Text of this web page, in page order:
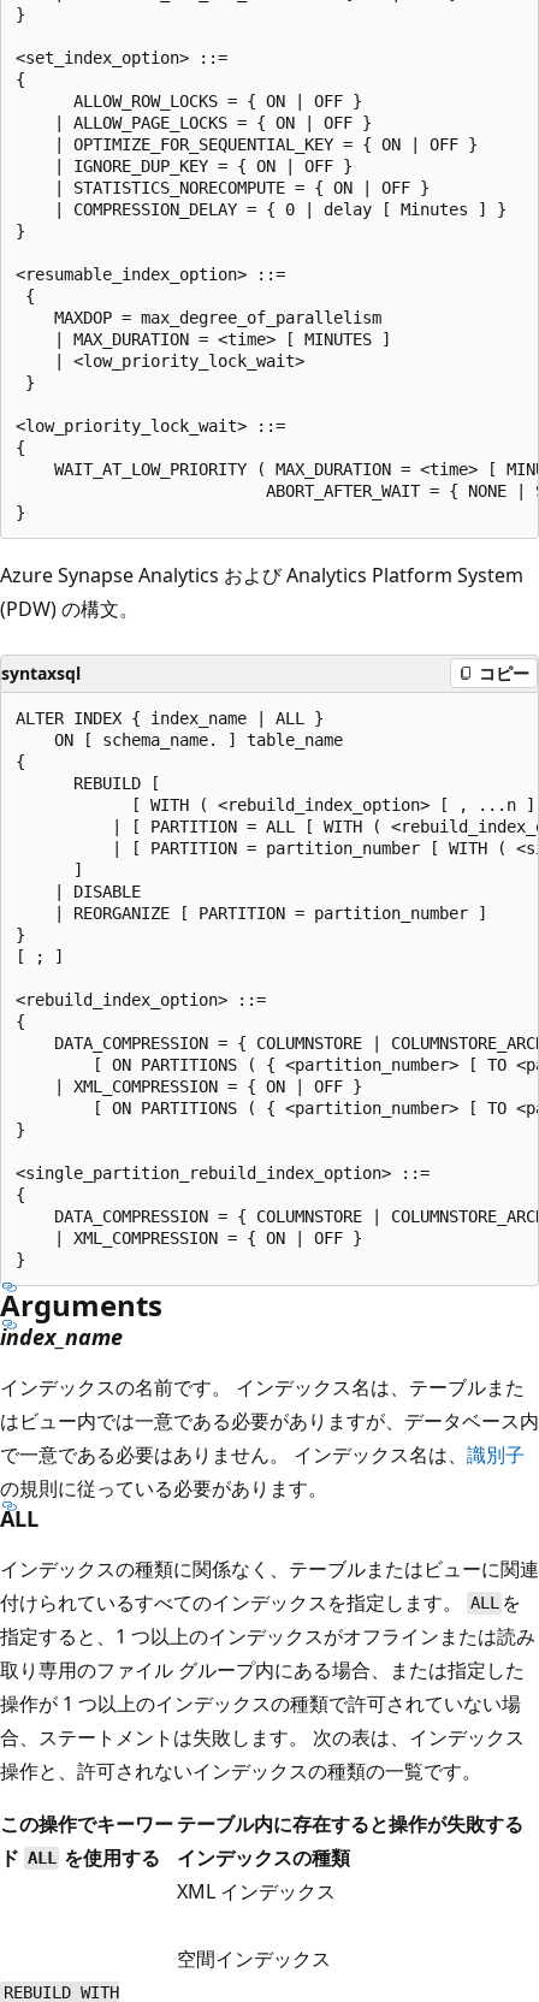
}
<set_index_option> ::=
{
      ALLOW_ROW_LOCKS = { ON | OFF }
    | ALLOW_PAGE_LOCKS = { ON | OFF }
    | OPTIMIZE_FOR_SEQUENTIAL_KEY = { ON | OFF }
    | IGNORE_DUP_KEY = { ON | OFF }
    | STATISTICS_NORECOMPUTE = { ON | OFF }
    | COMPRESSION_DELAY = { 0 | delay [ Minutes ] }
}
<resumable_index_option> ::=
{
    MAXDOP = max_degree_of_parallelism
    | MAX_DURATION = <time> [ MINUTES ]
    | <low_priority_lock_wait>
}
<low_priority_lock_wait> ::=
{
WAIT_AT_LOW_PRIORITY ( MAX_DURATION = <time> [
ABORT_AFTER_WAIT = { NONE |
Azure Synapse Analytics および Analytics Platform System
(PDW) の構文。
syntaxsql コピー
ALTER INDEX { index_name | ALL }
    ON [ schema_name. ] table_name
{
      REBUILD [
[ WITH ( <rebuild_index_option> [ , ...n ]
| [ PARTITION = ALL [ WITH (
| [ PARTITION = partition_number [ WITH (
      ]
    | DISABLE
    | REORGANIZE [ PARTITION = partition_number ]
}
[ ; ]
<rebuild_index_option> ::=
{
DATA_COMPRESSION = { COLUMNSTORE |
[ ON PARTITIONS ( { <partition_number> [ TO
    | XML_COMPRESSION = { ON | OFF }
[ ON PARTITIONS ( { <partition_number> [ TO
}
<single_partition_rebuild_index_option> ::=
{
DATA_COMPRESSION = { COLUMNSTORE |
    | XML_COMPRESSION = { ON | OFF }
Arguments
index_name
インデックスの名前です。 インデックス名は、テーブルまた
はビュー内では一意である必要がありますが、データベース内
で一意である必要はありません。 インデックス名は、 識別子
の規則に従っている必要があります。
ALL
インデックスの種類に関係なく、テーブルまたはビューに関連
付けられているすべてのインデックスを指定します。
ALL を
指定すると、1 つ以上のインデックスがオフラインまたは読み
取り専用のファイル グループ内にある場合、または指定した
操作が 1 つ以上のインデックスの種類で許可されていない場
合、ステートメントは失敗します。 次の表は、インデックス
操作と、許可されないインデックスの種類の一覧です。
この操作でキーワー
ド ALL を使用する
テーブル内に存在すると操作が失敗する
インデックスの種類
REBUILD WITH
XML インデックス
空間インデックス